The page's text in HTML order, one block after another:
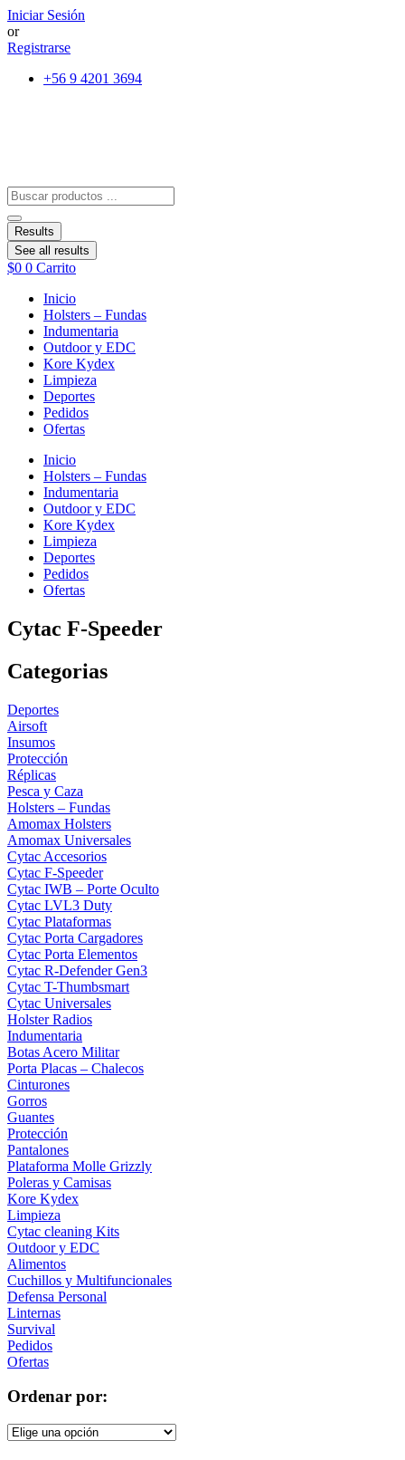
Ir
al
contenido
Iniciar Sesión
or
Registrarse
+56 9 4201 3694
Search
...
Results
See all results
$0 0 Carrito
Inicio
Holsters – Fundas
Indumentaria
Outdoor y EDC
Kore Kydex
Limpieza
Deportes
Pedidos
Ofertas
Inicio
Holsters – Fundas
Indumentaria
Outdoor y EDC
Kore Kydex
Limpieza
Deportes
Pedidos
Ofertas
Cytac F-Speeder
Categorias
Deportes
Airsoft
Insumos
Protección
Réplicas
Pesca y Caza
Holsters – Fundas
Amomax Holsters
Amomax Universales
Cytac Accesorios
Cytac F-Speeder
Cytac IWB – Porte Oculto
Cytac LVL3 Duty
Cytac Plataformas
Cytac Porta Cargadores
Cytac Porta Elementos
Cytac R-Defender Gen3
Cytac T-Thumbsmart
Cytac Universales
Holster Radios
Indumentaria
Botas Acero Militar
Porta Placas – Chalecos
Cinturones
Gorros
Guantes
Protección
Pantalones
Plataforma Molle Grizzly
Poleras y Camisas
Kore Kydex
Limpieza
Cytac cleaning Kits
Outdoor y EDC
Alimentos
Cuchillos y Multifuncionales
Defensa Personal
Linternas
Survival
Pedidos
Ofertas
Ordenar por: